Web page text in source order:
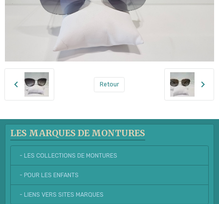
Retour
LES MARQUES DE MONTURES
- LES COLLECTIONS DE MONTURES
- POUR LES ENFANTS
- LIENS VERS SITES MARQUES